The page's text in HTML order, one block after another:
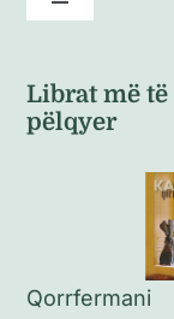
Toggle
Librat më të
pëlqyer
Qorrfermani